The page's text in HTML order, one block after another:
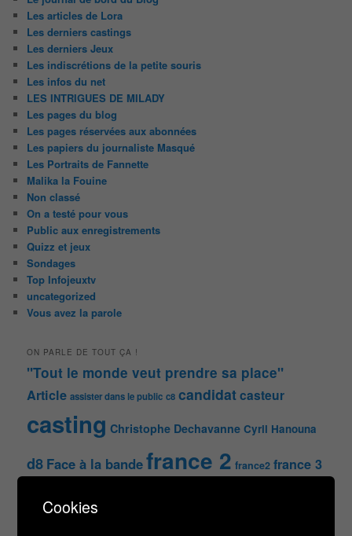
Les articles de Lora
Les derniers castings
Les derniers Jeux
Les indiscrétions de la petite souris
Les infos du net
LES INTRIGUES DE MILADY
Les pages du blog
Les pages réservées aux abonnées
Les papiers du journaliste Masqué
Les Portraits de Fannette
Malika la Fouine
Non classé
On a testé pour vous
Public aux enregistrements
Quizz et jeux
Sondages
Top Infojeuxtv
uncategorized
Vous avez la parole
ON PARLE DE TOUT ÇA !
"Tout le monde veut prendre sa place"
Article assister dans le public c8 candidatcasteur
casting Christophe Dechavanne Cyril Hanouna
d8 Face à la bandefrance 2 france2 france 3
jeu tvJeux
Cookies